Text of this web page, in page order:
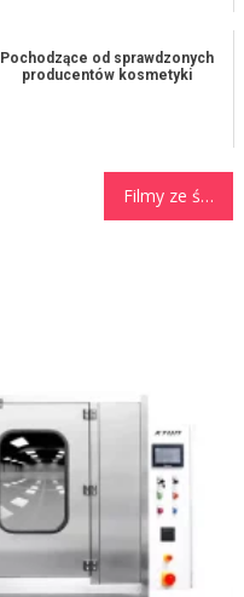
Pochodzące od sprawdzonych
producentów kosmetyki
Filmy ze ślubu i wesela